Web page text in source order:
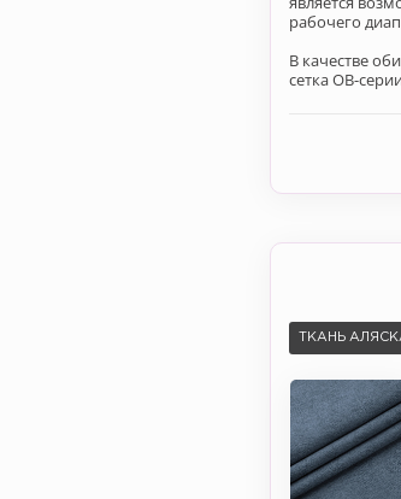
рабочего
В качестве
сетка ОВ-
ТКАНЬ